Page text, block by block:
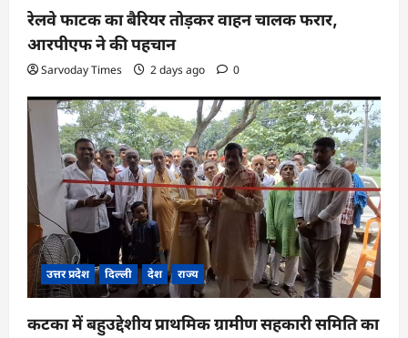
रेलवे फाटक का बैरियर तोड़कर वाहन चालक फरार,
आरपीएफ ने की पहचान
Sarvoday Times 2 days ago 0
उत्तर प्रदेश दिल्ली देश राज्य
कटका में बहुउद्देशीय प्राथमिक ग्रामीण सहकारी समिति का